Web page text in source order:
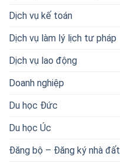
Dịch vụ kế toán
Dịch vụ làm lý lịch tư pháp
Dịch vụ lao động
Doanh nghiệp
Du học Đức
Du học Úc
Đăng bộ – Đăng ký nhà đất